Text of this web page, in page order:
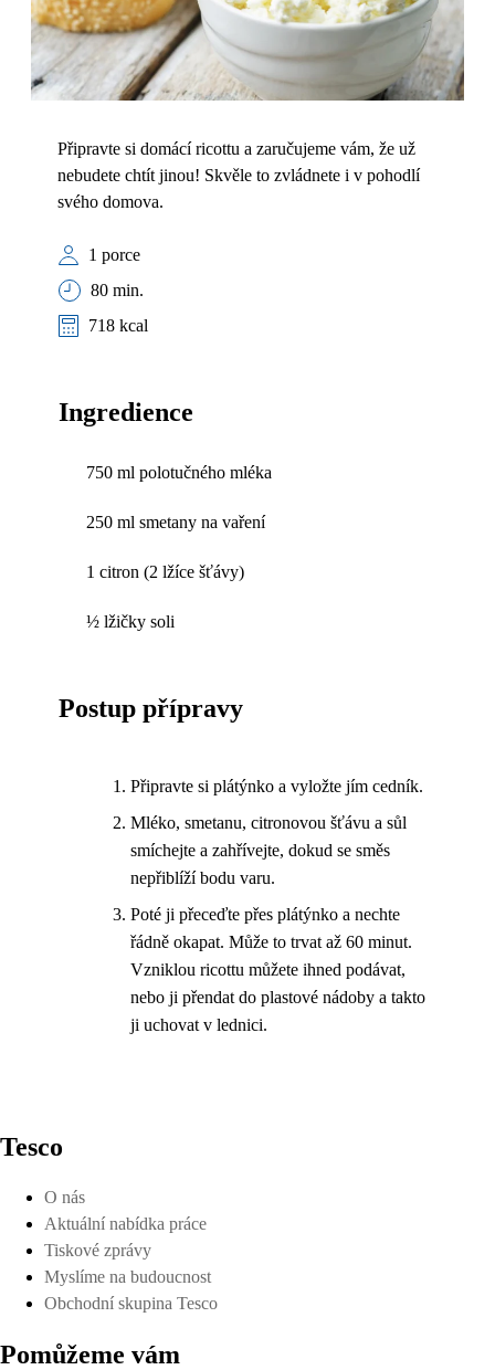
Připravte si domácí ricottu a zaručujeme vám, že už
nebudete chtít jinou! Skvěle to zvládnete i v pohodlí
svého domova.
1 porce
80 min.
718 kcal
Ingredience
750 ml polotučného mléka
250 ml smetany na vaření
1 citron (2 lžíce šťávy)
½ lžičky soli
Postup přípravy
Připravte si plátýnko a vyložte jím cedník.
Mléko, smetanu, citronovou šťávu a sůl
smíchejte a zahřívejte, dokud se směs
nepřiblíží bodu varu.
Poté ji přeceďte přes plátýnko a nechte
řádně okapat. Může to trvat až 60 minut.
Vzniklou ricottu můžete ihned podávat,
nebo ji přendat do plastové nádoby a takto
ji uchovat v lednici.
Tesco
O nás
Aktuální nabídka práce
Tiskové zprávy
Myslíme na budoucnost
Obchodní skupina Tesco
Pomůžeme vám